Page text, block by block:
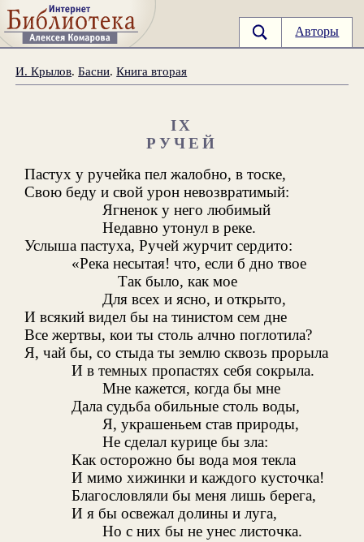
Авторы
И. Крылов.Басни.Книга вторая
IX
РУЧЕЙ
Пастух у ручейка пел жалобно, в тоске,
Свою беду и свой урон невозвратимый:
Ягненок у него любимый
Недавно утонул в реке.
Услыша пастуха, Ручей журчит сердито:
«Река несытая! что, если б дно твое
Так было, как мое
Для всех и ясно, и открыто,
И всякий видел бы на тинистом сем дне
Все жертвы, кои ты столь алчно поглотила?
Я, чай бы, со стыда ты землю сквозь прорыла
И в темных пропастях себя сокрыла.
Мне кажется, когда бы мне
Дала судьба обильные столь воды,
Я, украшеньем став природы,
Не сделал курице бы зла:
Как осторожно бы вода моя текла
И мимо хижинки и каждого кусточка!
Благословляли бы меня лишь берега,
И я бы освежал долины и луга,
Но с них бы не унес листочка.